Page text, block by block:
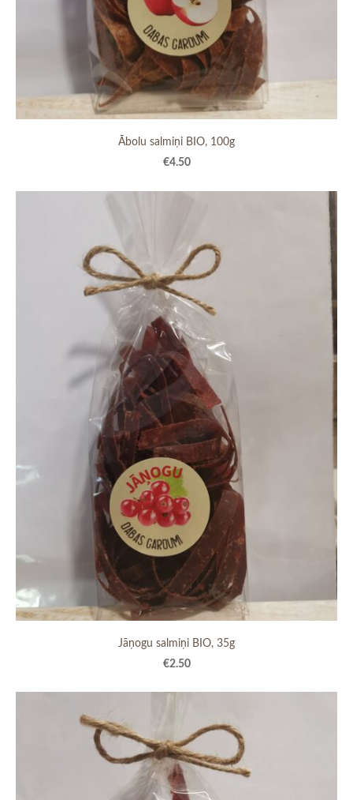
Ābolu salmiņi BIO, 100g
€4.50
Jāņogu salmiņi BIO, 35g
€2.50